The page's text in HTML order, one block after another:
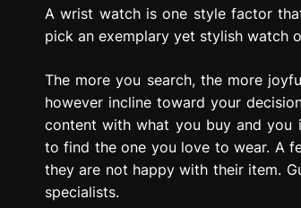
A wrist watch is one style factor
pick an exemplary yet stylish watch
The more you search, the more
however incline toward your
content with what you buy and you
to find the one you love to wear. A
they are not happy with their item.
specialists.